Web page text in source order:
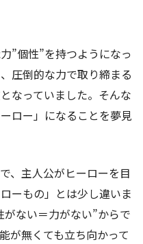
”個性”を持つようになっ
圧倒的な力で取り締まる
なっていました。そんな
ロー」になることを夢見
、主人公がヒーローを目
ーもの」とは少し違いま
ない＝力がない”からで
が無くても立ち向かって